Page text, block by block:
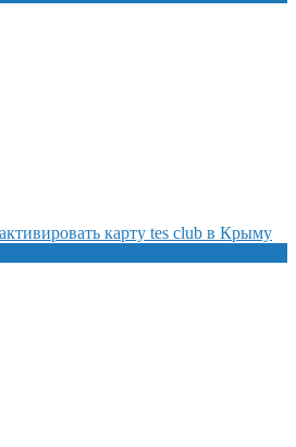
карту tes club в Крыму